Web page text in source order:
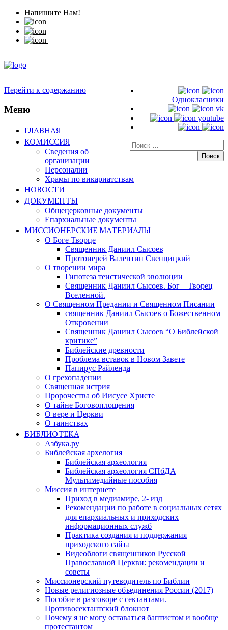
Напишите Нам!
Однокласники
vk
youtube
Искать:
Перейти к содержанию
Меню
ГЛАВНАЯ
КОМИССИЯ
Сведения об
организации
Персоналии
Храмы по викариатствам
НОВОСТИ
ДОКУМЕНТЫ
Общецерковные документы
Епархиальные документы
МИССИОНЕРСКИЕ МАТЕРИАЛЫ
О Боге Творце
Священник Даниил Сысоев
Протоиерей Валентин Свенцицкий
О творении мира
Гипотеза теистической эволюции
Священник Даниил Сысоев. Бог – Творец
Вселенной.
О Священном Предании и Священном Писании
священник Даниил Сысоев о Божественном
Откровении
Священник Даниил Сысоев “О Библейской
критике”
Библейские древности
Проблема вставок в Новом Завете
Папирус Райленда
О грехопадении
Священная истрия
Пророчества об Иисусе Христе
О тайне Боговоплощения
О вере и Церкви
О таинствах
БИБЛИОТЕКА
Азбука.ру
Библейская архелогия
Библейская археология
Библейская археология СПбДА
Мультимедийные пособия
Миссия в интернете
Приход в медиамире, 2- изд
Рекомендации по работе в социальных сетях
для епархиальных и приходских
информационных служб
Практика создания и поддержания
приходского сайта
Видеоблоги священников Русской
Православной Церкви: рекомендации и
советы
Миссионерский путеводитель по Библии
Новые религиозные объединения России (2017)
Пособие в разговоре с сектантами.
Противосектантский блокнот
Почему я не могу оставаться баптистом и вообще
протестантом